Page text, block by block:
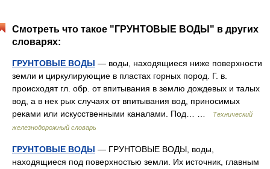
Смотреть что такое "ГРУНТОВЫЕ ВОДЫ" в других
словарях:
ГРУНТОВЫЕ ВОДЫ — воды, находящиеся ниже поверхности
земли и циркулирующие в пластах горных пород. Г. в.
происходят гл. обр. от впитывания в землю дождевых и талых
вод, а в нек рых случаях от впитывания вод, приносимых
реками или искусственными каналами. Под… …
Технический
железнодорожный словарь
ГРУНТОВЫЕ ВОДЫ — ГРУНТОВЫЕ ВОДЫ, воды,
находящиеся под поверхностью земли. Их источник, главным